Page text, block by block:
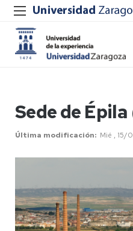
Sede de
Última modificación Mié , 15/